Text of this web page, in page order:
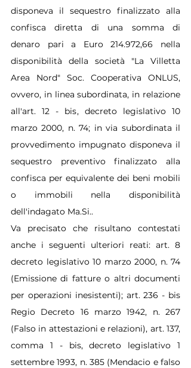
disponeva il sequestro finalizzato alla
confisca diretta di una somma di
denaro pari a Euro 214.972,66 nella
disponibilità della società "La Villetta
Area Nord" Soc. Cooperativa ONLUS,
ovvero, in linea subordinata, in relazione
all'art. 12 - bis, decreto legislativo 10
marzo 2000, n. 74; in via subordinata il
provvedimento impugnato disponeva il
sequestro preventivo finalizzato alla
confisca per equivalente dei beni mobili
o immobili nella disponibilità
dell'indagato Ma.Si..
Va precisato che risultano contestati
anche i seguenti ulteriori reati: art. 8
decreto legislativo 10 marzo 2000, n. 74
(Emissione di fatture o altri documenti
per operazioni inesistenti); art. 236 - bis
Regio Decreto 16 marzo 1942, n. 267
(Falso in attestazioni e relazioni), art. 137,
comma 1 - bis, decreto legislativo 1
settembre 1993, n. 385 (Mendacio e falso